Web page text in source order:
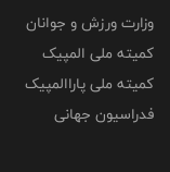
وزارت ورزش و جوانان
کمیته ملی المپیک
کمیته ملی پاراالمپیک
فدراسیون جهانی